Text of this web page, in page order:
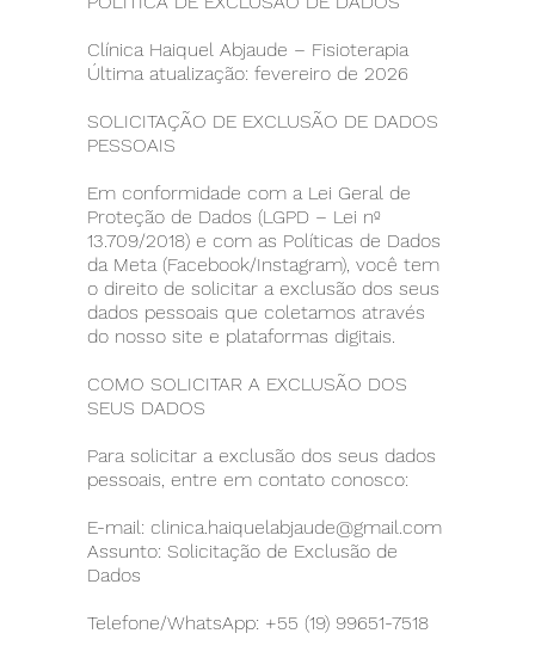
Clínica Haiquel Abjaude – Fisioterapia
Última atualização: fevereiro de 2026
SOLICITAÇÃO DE EXCLUSÃO DE DADOS
PESSOAIS
Em conformidade com a Lei Geral de
Proteção de Dados (LGPD – Lei nº
13.709/2018) e com as Políticas de Dados
da Meta (Facebook/Instagram), você tem
o direito de solicitar a exclusão dos seus
dados pessoais que coletamos através
do nosso site e plataformas digitais.
COMO SOLICITAR A EXCLUSÃO DOS
SEUS DADOS
Para solicitar a exclusão dos seus dados
pessoais, entre em contato conosco:
E-mail: clinica.haiquelabjaude@gmail.com
Assunto: Solicitação de Exclusão de
Dados
Telefone/WhatsApp: +55 (19) 99651-7518